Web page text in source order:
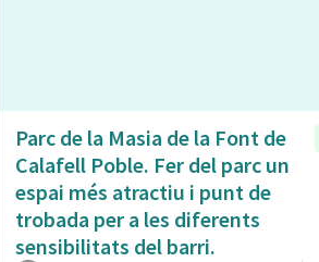
Parc de la Masia de la Font de
Calafell Poble. Fer del parc un
espai més atractiu i punt de
trobada per a les diferents
sensibilitats del barri.